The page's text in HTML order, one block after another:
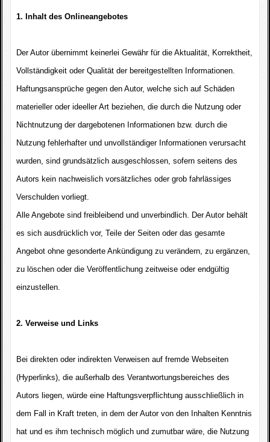
1. Inhalt des Onlineangebotes
Der Autor übernimmt keinerlei Gewähr für die Aktualität, Korrektheit,
Vollständigkeit oder Qualität der bereitgestellten Informationen.
Haftungsansprüche gegen den Autor, welche sich auf Schäden
materieller oder ideeller Art beziehen, die durch die Nutzung oder
Nichtnutzung der dargebotenen Informationen bzw. durch die
Nutzung fehlerhafter und unvollständiger Informationen verursacht
wurden, sind grundsätzlich ausgeschlossen, sofern seitens des
Autors kein nachweislich vorsätzliches oder grob fahrlässiges
Verschulden vorliegt.
Alle Angebote sind freibleibend und unverbindlich. Der Autor behält
es sich ausdrücklich vor, Teile der Seiten oder das gesamte
Angebot ohne gesonderte Ankündigung zu verändern, zu ergänzen,
zu löschen oder die Veröffentlichung zeitweise oder endgültig
einzustellen.
2. Verweise und Links
Bei direkten oder indirekten Verweisen auf fremde Webseiten
(Hyperlinks), die außerhalb des Verantwortungsbereiches des
Autors liegen, würde eine Haftungsverpflichtung ausschließlich in
dem Fall in Kraft treten, in dem der Autor von den Inhalten Kenntnis
hat und es ihm technisch möglich und zumutbar wäre, die Nutzung